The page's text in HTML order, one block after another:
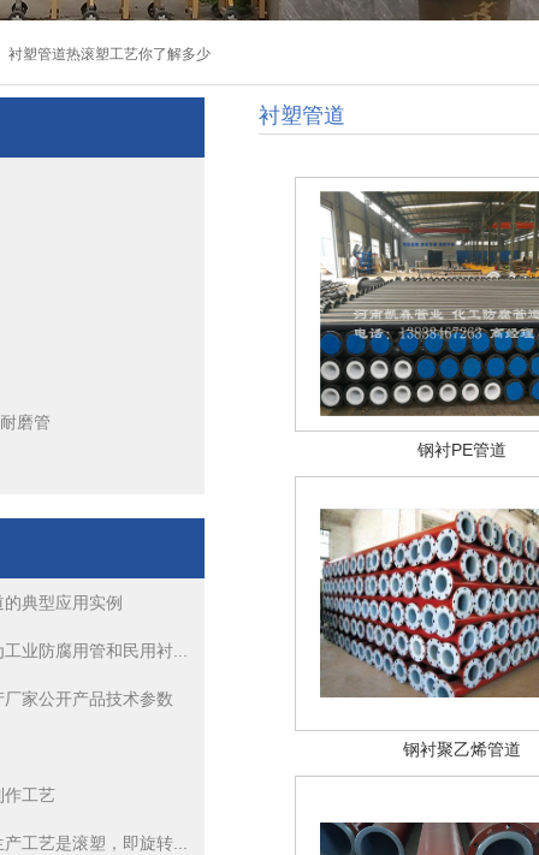
衬塑管道热滚塑工艺你了解多少
衬塑管道的生产工艺是滚塑，即旋转成型、浇铸旋转成型
磨管
典型应用实例
业防腐用管和民用衬...
家公开产品技术参数
作工艺
工艺是滚塑，即旋转...
衬塑管道
钢衬PE管道
钢衬聚乙烯管道